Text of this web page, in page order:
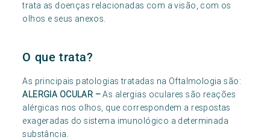
trata as doenças relacionadas com a visão, com os
olhos e seus anexos.
O que trata?
As principais patologias tratadas na Oftalmologia são:
ALERGIA OCULAR –As alergias oculares são reações
alérgicas nos olhos, que correspondem a respostas
exageradas do sistema imunológico a determinada
substância.